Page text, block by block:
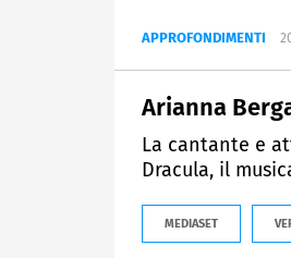
APPROFONDIMENTI
Arianna
La cantante e
Dracula, il
MEDIASET